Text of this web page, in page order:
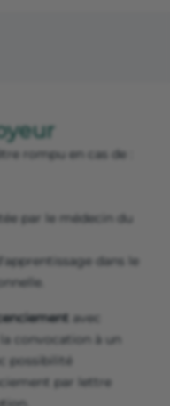
rompu en cas de :
par le médecin du
dans le
avec
convocation à un
possibilité
par lettre